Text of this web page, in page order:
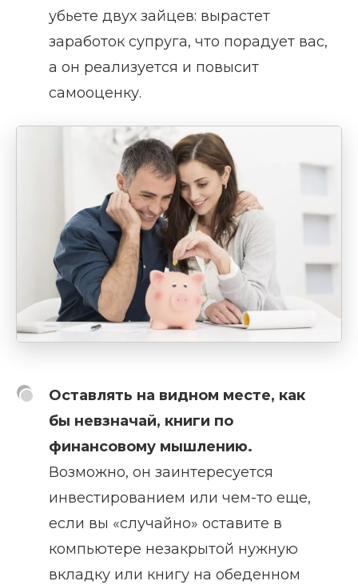
убьете двух зайцев: вырастет
заработок супруга, что порадует вас,
а он реализуется и повысит
самооценку.
Оставлять на видном месте, как
бы невзначай, книги по
финансовому мышлению.
Возможно, он заинтересуется
инвестированием или чем-то еще,
если вы «случайно» оставите в
компьютере незакрытой нужную
вкладку или книгу на обеденном